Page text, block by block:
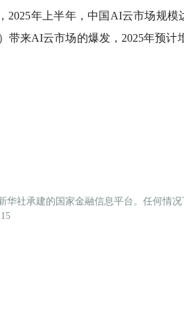
2025年上半年，中国AI云市场规模
来AI云市场的爆发，2025年预计
华社承建的国家金融信息平台。任何情